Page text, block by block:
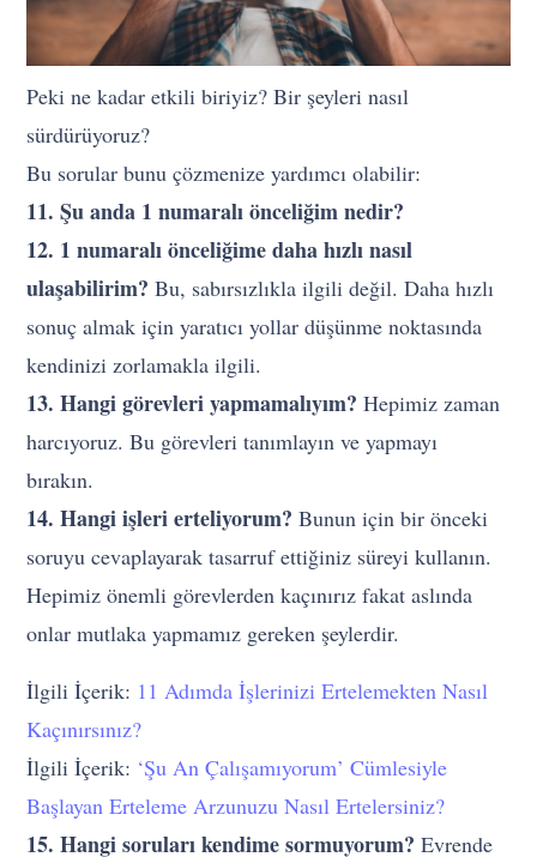
Peki ne kadar etkili biriyiz? Bir şeyleri nasıl
sürdürüyoruz?
Bu sorular bunu çözmenize yardımcı olabilir:
11. Şu anda 1 numaralı önceliğim nedir?
12. 1 numaralı önceliğime daha hızlı nasıl
ulaşabilirim?Bu, sabırsızlıkla ilgili değil. Daha hızlı
sonuç almak için yaratıcı yollar düşünme noktasında
kendinizi zorlamakla ilgili.
13. Hangi görevleri yapmamalıyım? Hepimiz zaman
harcıyoruz. Bu görevleri tanımlayın ve yapmayı
bırakın.
14. Hangi işleri erteliyorum? Bunun için bir önceki
soruyu cevaplayarak tasarruf ettiğiniz süreyi kullanın.
Hepimiz önemli görevlerden kaçınırız fakat aslında
onlar mutlaka yapmamız gereken şeylerdir.
İlgili İçerik: 11 Adımda İşlerinizi Ertelemekten Nasıl
Kaçınırsınız?
İlgili İçerik: ‘Şu An Çalışamıyorum’ Cümlesiyle
Başlayan Erteleme Arzunuzu Nasıl Ertelersiniz?
15. Hangi soruları kendime sormuyorum? Evrende